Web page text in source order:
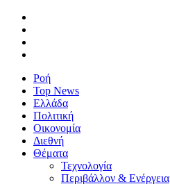
Ροή
Top News
Ελλάδα
Πολιτική
Οικονομία
Διεθνή
Θέματα
Τεχνολογία
Περιβάλλον & Ενέργεια